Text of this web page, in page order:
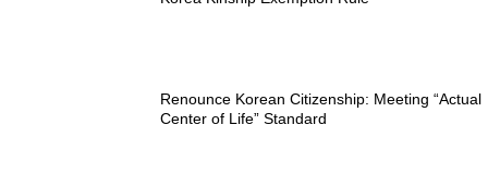
Renounce Korean Citizenship: Meeting “Actual
Center of Life” Standard